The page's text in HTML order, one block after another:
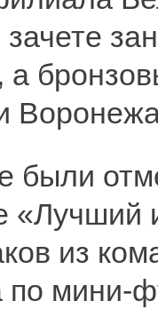
а
были
«Лучший
из
по мини-